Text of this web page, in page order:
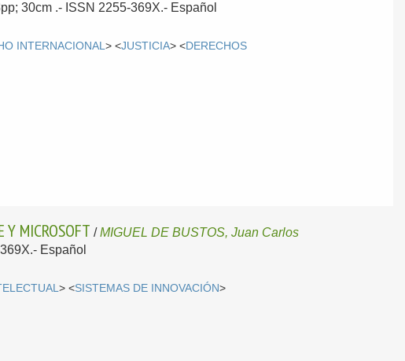
30cm .- ISSN 2255-369X.- Español
INTERNACIONAL> <JUSTICIA> <DERECHOS
Y MICROSOFT /MIGUEL DE BUSTOS, Juan Carlos
Español
> <SISTEMAS DE INNOVACIÓN>